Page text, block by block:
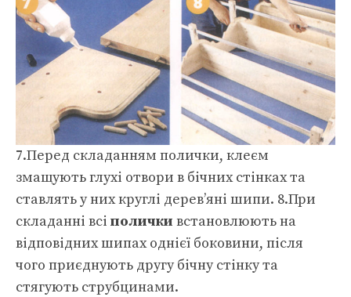
7.Перед складанням полички, клеєм
змащують глухі отвори в бічних стінках та
ставлять у них круглі дерев’яні шипи. 8.При
складанні всі полички встановлюють на
відповідних шипах однієї боковини, після
чого приєднують другу бічну стінку та
стягують струбцинами.